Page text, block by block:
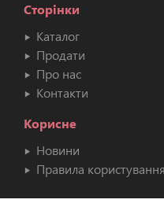
Сторінки
Каталог
Продати
Про нас
Контакти
Корисне
Новини
Правила користування